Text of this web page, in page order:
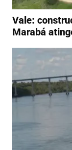
Vale:
Marabá